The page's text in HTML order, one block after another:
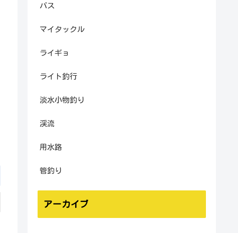
バス
マイタックル
ライギョ
ライト釣行
淡水小物釣り
渓流
用水路
管釣り
アーカイブ